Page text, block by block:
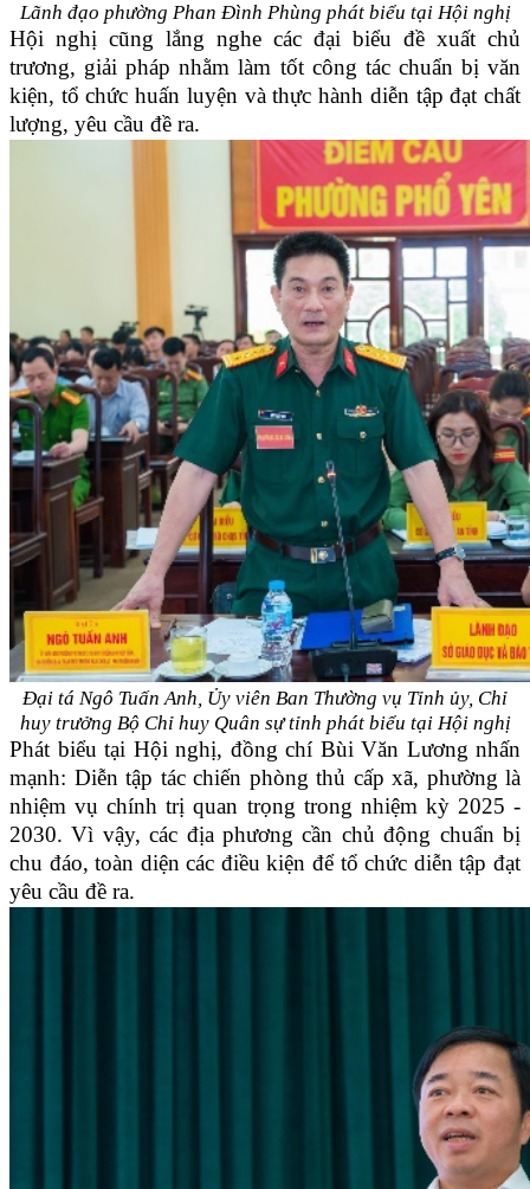
Lãnh đạo phường Phan Đình Phùng phát biểu tại Hội nghị
Hội nghị cũng lắng nghe các đại biểu đề xuất chủ
trương, giải pháp nhằm làm tốt công tác chuẩn bị văn
kiện, tổ chức huấn luyện và thực hành diễn tập đạt chất
lượng, yêu cầu đề ra.
Đại tá Ngô Tuấn Anh, Ủy viên Ban Thường vụ Tỉnh ủy, Chỉ
huy trưởng Bộ Chỉ huy Quân sự tỉnh phát biểu tại Hội nghị
Phát biểu tại Hội nghị, đồng chí Bùi Văn Lương nhấn
mạnh: Diễn tập tác chiến phòng thủ cấp xã, phường là
nhiệm vụ chính trị quan trọng trong nhiệm kỳ 2025 -
2030. Vì vậy, các địa phương cần chủ động chuẩn bị
chu đáo, toàn diện các điều kiện để tổ chức diễn tập đạt
yêu cầu đề ra.